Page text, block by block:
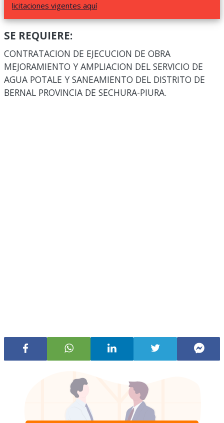
licitaciones vigentes aquí
SE REQUIERE:
CONTRATACION DE EJECUCION DE OBRA
MEJORAMIENTO Y AMPLIACION DEL SERVICIO DE
AGUA POTALE Y SANEAMIENTO DEL DISTRITO DE
BERNAL PROVINCIA DE SECHURA-PIURA.